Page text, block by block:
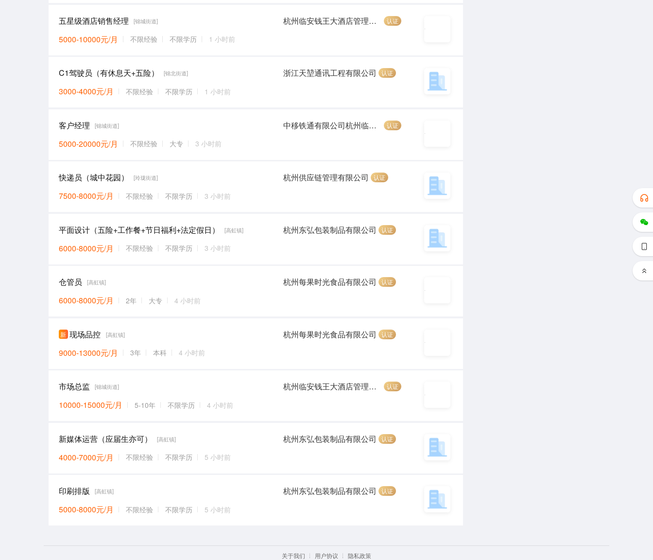
五星级酒店销售经理 [锦城街道]
5000-10000元/月 不限经验 不限学历 1 小时前
杭州临安钱王大酒店管理有限公司 认证
C1驾驶员（有休息天+五险） [锦北街道]
3000-4000元/月 不限经验 不限学历 1 小时前
浙江天堃通讯工程有限公司 认证
客户经理 [锦城街道]
5000-20000元/月 不限经验 大专 3 小时前
中移铁通有限公司杭州临安分公司 认证
快递员（城中花园） [玲珑街道]
7500-8000元/月 不限经验 不限学历 3 小时前
杭州供应链管理有限公司 认证
平面设计（五险+工作餐+节日福利+法定假日） [高虹镇]
6000-8000元/月 不限经验 不限学历 3 小时前
杭州东弘包装制品有限公司 认证
仓管员 [高虹镇]
6000-8000元/月 2年 大专 4 小时前
杭州每果时光食品有限公司 认证
新 现场品控 [高虹镇]
9000-13000元/月 3年 本科 4 小时前
杭州每果时光食品有限公司 认证
市场总监 [锦城街道]
10000-15000元/月 5-10年 不限学历 4 小时前
杭州临安钱王大酒店管理有限公司 认证
新媒体运营（应届生亦可） [高虹镇]
4000-7000元/月 不限经验 不限学历 5 小时前
杭州东弘包装制品有限公司 认证
印刷排版 [高虹镇]
5000-8000元/月 不限经验 不限学历 5 小时前
杭州东弘包装制品有限公司 认证
关于我们 用户协议 隐私政策